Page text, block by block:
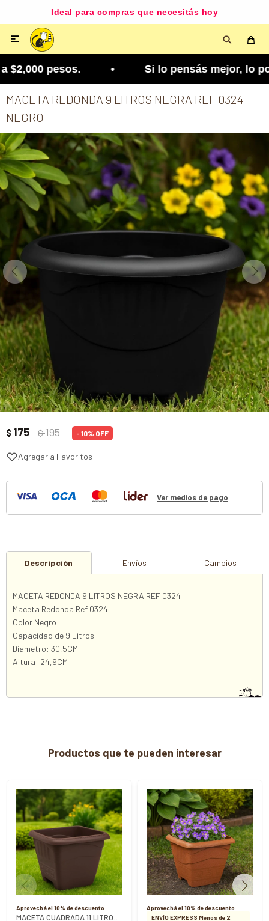
Ideal para compras que necesitás hoy

$2,000 pesos. • Si lo pensás mejor, lo
MACETA REDONDA 9 LITROS NEGRA REF 0324 -
NEGRO
$ 175 $195 10
Ver medios de pago
Descripción Envíos Cambios
MACETA REDONDA 9 LITROS NEGRA REF 0324
Maceta Redonda Ref 0324
Color Negro
Capacidad de 9 Litros
Diametro: 30,5CM
Altura: 24,9CM
Productos que te pueden interesar
Aprovechá el 10% de descuento
Aprovechá el 10% de descuento
ENVÍO EXPRESS Menos de 2